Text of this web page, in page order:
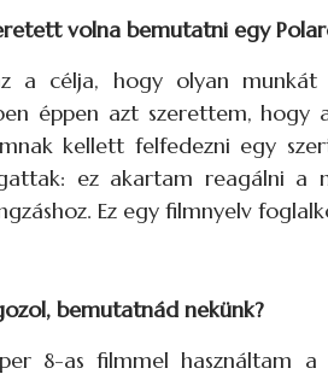
volna bemutatni egy
a célja, hogy olyan
éppen azt szerettem,
kellett felfedezni egy
ez akartam reagálni a
Ez egy filmnyelv
bemutatnád nekünk?
8-as filmmel használtam